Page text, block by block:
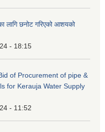
लागि छनोट गरिएको आशयको
- 18:15
of Procurement of pipe &
for Kerauja Water Supply
- 11:52